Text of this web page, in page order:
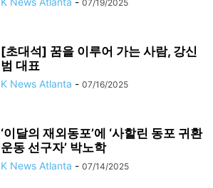
07/19/2025
[초대석] 꿈을 이루어 가는 사람, 강신
범 대표
K News Atlanta - 07/16/2025
‘이달의 재외동포’에 ‘사할린 동포 귀환
운동 선구자’ 박노학
K News Atlanta - 07/14/2025